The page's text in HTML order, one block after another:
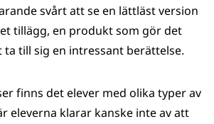
svårt att se en lättläst version
tillägg, en produkt som gör det
till sig en intressant berättelse.
finns det elever med olika typer av
eleverna klarar kanske inte av att